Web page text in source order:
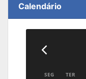
Calendário
SEG TER